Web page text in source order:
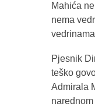
Mahića
nema
Pjesnik
teško
Admirala
narednom